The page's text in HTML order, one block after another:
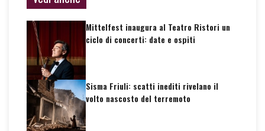
Mittelfest inaugura al Teatro Ristori un
ciclo di concerti: date e ospiti
Sisma Friuli: scatti inediti rivelano il
volto nascosto del terremoto